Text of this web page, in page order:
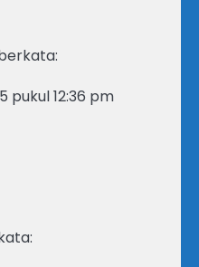
pukul 12:36 pm